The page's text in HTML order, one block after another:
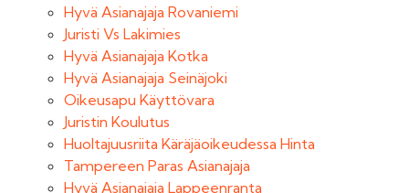
Hyvä Asianajaja Rovaniemi
Juristi Vs Lakimies
Hyvä Asianajaja Kotka
Hyvä Asianajaja Seinäjoki
Oikeusapu Käyttövara
Juristin Koulutus
Huoltajuusriita Käräjäoikeudessa Hinta
Tampereen Paras Asianajaja
Hyvä Asianajaja Lappeenranta